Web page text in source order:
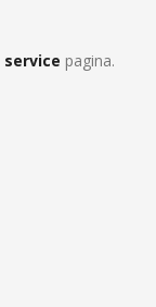
service pagina.